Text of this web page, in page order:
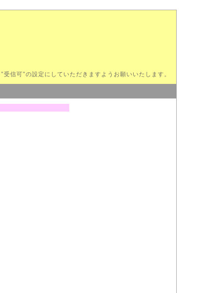
信可"の設定にしていただきますようお願いいたします。